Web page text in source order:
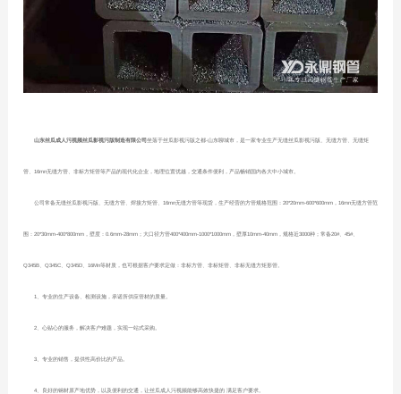
山东丝瓜成人污视频丝瓜影视污版制造有限公司坐落于丝瓜影视污版之都-山东聊城市，是一家专业生产无缝丝瓜影视污版、无缝方管、无缝矩
管、16mn无缝方管、非标方矩管等产品的现代化企业，地理位置优越，交通条件便利，产品畅销国内各大中小城市。
公司常备无缝丝瓜影视污版、无缝方管、焊接方矩管、16mn无缝方管等现货，生产经营的方管规格范围：20*20mm-600*600mm，16mn无缝方管范
围：20*30mm-400*800mm，壁度：0.6mm-28mm；大口径方管400*400mm-1000*1000mm，壁厚10mm-40mm，规格近3000种；常备20#、45#、
Q345B、Q345C、Q345D、16Mn等材质，也可根据客户要求定做：非标方管、非标矩管、非标无缝方矩形管。
1、专业的生产设备、检测设施，承诺所供应管材的质量。
2、心贴心的服务，解决客户难题，实现一站式采购。
3、专业的销售，提供性高价比的产品。
4、良好的钢材原产地优势，以及便利的交通，让丝瓜成人污视频能够高效快捷的 满足客户要求。